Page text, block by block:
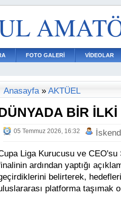
FOTO GALERİ VİDEOLAR
Anasayfa» AKTÜEL
BİR İLKİ
05 Temmuz 2026, 16:32
Liga Kurucusu ve
ardından yaptığı
belirterek,
platforma taşımak